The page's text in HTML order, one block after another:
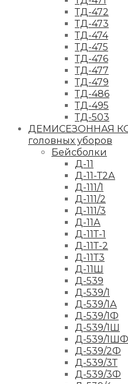
ТД-472
ТД-473
ТД-474
ТД-475
ТД-476
ТД-477
ТД-479
ТД-486
ТД-495
ТД-503
ДЕМИСЕЗОННАЯ
головных уборов
Бейсболки
Д-11
Д-11-Т2А
Д-111/1
Д-111/2
Д-111/3
Д-11А
Д-11Т-1
Д-11Т-2
Д-11Т3
Д-11Ш
Д-539
Д-539/1
Д-539/1А
Д-539/1Ф
Д-539/1Ш
Д-539/1ШФ
Д-539/2Ф
Д-539/3Т
Д-539/3Ф